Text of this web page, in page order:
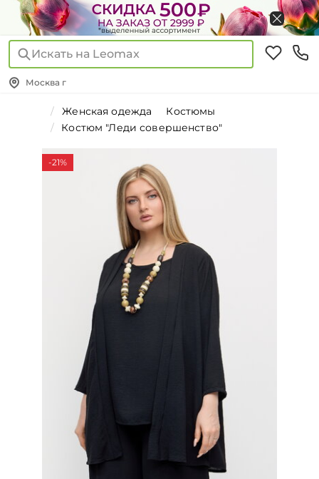
Искать на Leomax
Москва г
Женская одежда
Костюмы
Костюм "Леди совершенство"
-21%